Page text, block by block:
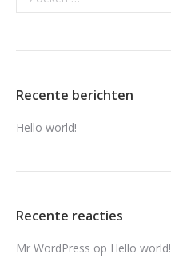
Recente berichten
Hello world!
Recente reacties
Mr WordPress op Hello world!